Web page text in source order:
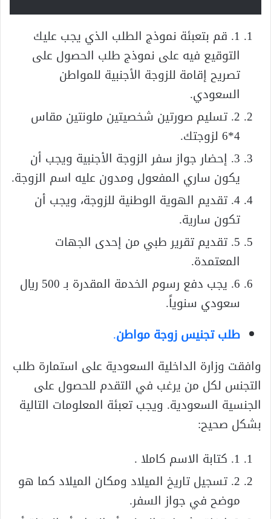
1. قم بتعبئة نموذج الطلب الذي يجب عليك
التوقيع فيه على نموذج طلب الحصول على
تصريح إقامة للزوجة الأجنبية للمواطن
السعودي.
2. تسليم صورتين شخصيتين ملونتين مقاس
4*6 لزوجتك.
3. إحضار جواز سفر الزوجة الأجنبية ويجب أن
يكون ساري المفعول ومدون عليه اسم الزوجة.
4. تقديم الهوية الوطنية للزوجة، ويجب أن
تكون سارية.
5. تقديم تقرير طبي من إحدى الجهات
المعتمدة.
6. يجب دفع رسوم الخدمة المقدرة بـ 500 ريال
سعودي سنوياً.
طلب تجنيس زوجة مواطن.
وافقت وزارة الداخلية السعودية على استمارة طلب
التجنس لكل من يرغب في التقدم للحصول على
الجنسية السعودية. ويجب تعبئة المعلومات التالية
بشكل صحيح:
1. كتابة الاسم كاملا .
2. تسجيل تاريخ الميلاد ومكان الميلاد كما هو
موضح في جواز السفر.